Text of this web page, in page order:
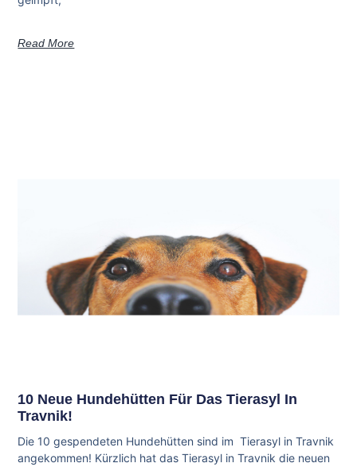
Read More
10 Neue Hundehütten Für Das Tierasyl In
Travnik!
Die 10 gespendeten Hundehütten sind im Tierasyl in Travnik
angekommen! Kürzlich hat das Tierasyl in Travnik die neuen